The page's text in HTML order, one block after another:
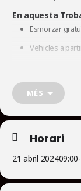
En aquesta
Esmorzar
Vehicles a
Horari previst:
9:00 h.
9:30 h. Ruta
10:00 h.
11:30 h. Ruta
13:30 h.
MÉS
Horari
21 abril 202409:00-